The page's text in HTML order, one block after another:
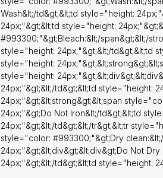
style="height: 24px;"&gt;&lt;/
24px;"&gt;&lt;/td&gt;&lt;/tr&gt;&lt;/
Wash&lt;/td&gt;&lt;td style="height:
24px;"&gt;&lt;td style="height:
#993300;"&gt;Bleach:&lt;/span&gt;&lt;/
style="height: 24px;"&gt;&lt;/td&gt;&lt;td
style="height:
style="height:
24px;"&gt;&lt;/td&gt;&lt;td style="height:
24px;"&gt;&lt;strong&gt;&lt;span
24px;"&gt;Do Not Iron&lt;/td&gt;&lt;td
24px;"&gt;&lt;/td&gt;&lt;/tr&gt;&lt;tr
style="color: #993300;"&gt;Dry
24px;"&gt;&lt;div&gt;&lt;div&gt;Do Not
24px;"&gt;&lt;/td&gt;&lt;td style="height: